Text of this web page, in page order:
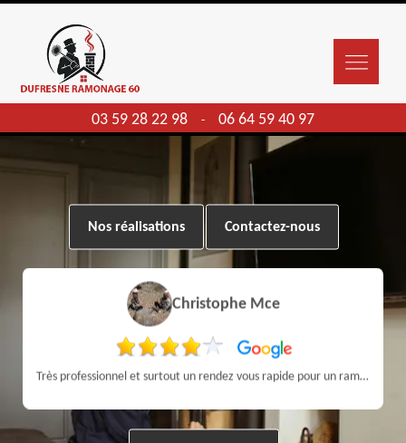
03 59 28 22 98 - 06 64 59 40 97
Nos réalisations Contactez-nous
Christophe Mce
Très professionnel et surtout un rendez vous rapide pour un ramonage efficace